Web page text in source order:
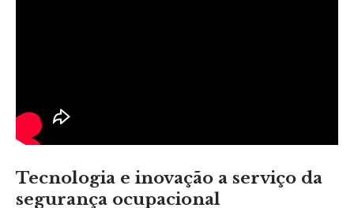
Tecnologia e inovação a serviço da
segurança ocupacional